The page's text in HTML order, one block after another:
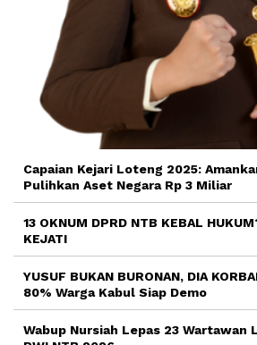
Capaian Kejari Loteng 2025:
Pulihkan Aset Negara Rp 3 Miliar
13 OKNUM DPRD NTB KEBAL
KEJATI
YUSUF BUKAN BURONAN, DIA
80% Warga Kabul Siap Demo
Wabup Nursiah Lepas 23 Wartawan